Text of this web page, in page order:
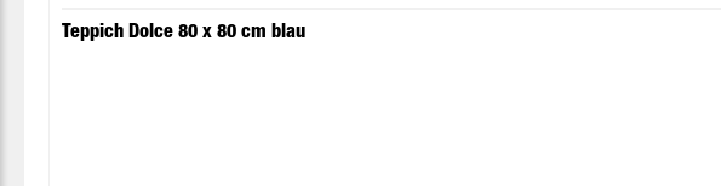
Teppich Dolce 80 x 80 cm blau